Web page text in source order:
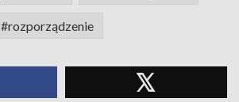
#rozporządzenie